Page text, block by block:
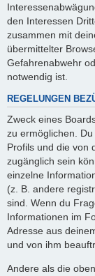
den Interessen
zusammen mit
übermittelter
Gefahrenabwehr
notwendig ist.
REGELUNGEN
Zweck eines
zu ermöglichen.
Profils und die von
zugänglich sein
einzelne
(z. B. andere
sind. Wenn du
Informationen im
Adresse aus
und von ihm
Andere als die